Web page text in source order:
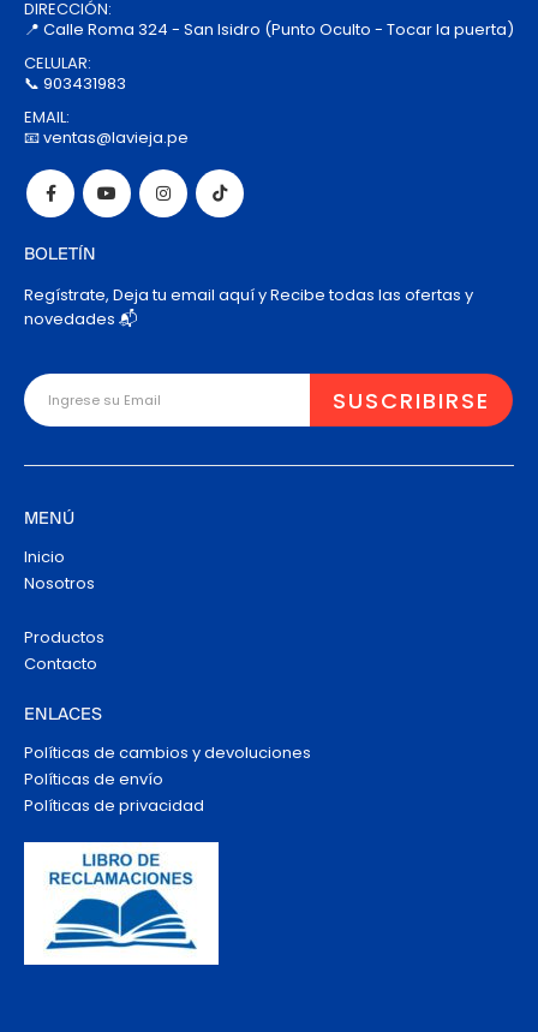
DIRECCIÓN:
📍 Calle Roma 324 - San Isidro (Punto Oculto - Tocar la puerta)
CELULAR:
📞 903431983
EMAIL:
📧 ventas@lavieja.pe
BOLETÍN
Regístrate, Deja tu email aquí y Recibe todas las ofertas y
novedades 📬
MENÚ
Inicio
Nosotros
Productos
Contacto
ENLACES
Políticas de cambios y devoluciones
Políticas de envío
Políticas de privacidad